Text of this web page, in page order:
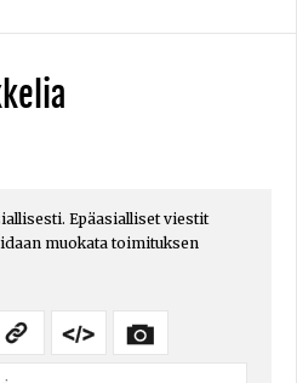
Epäasialliset viestit
muokata toimituksen